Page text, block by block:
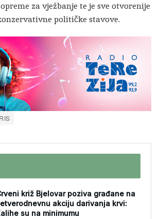
za vježbanje te je sve otvorenije
političke stavove.
križ Bjelovar poziva građane na
akciju darivanja krvi:
su na minimumu